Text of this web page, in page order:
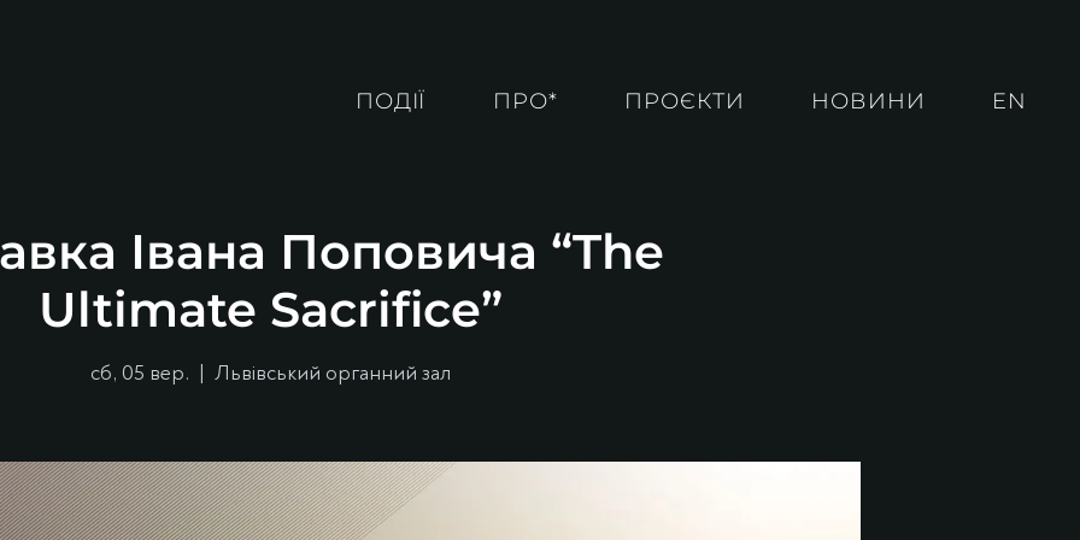
ПОДІЇ ПРО* ПРОЄКТИ НОВИНИ EN
Івана Поповича “The
Ultimate Sacrifice”
сб, 05 вер.
  |
Львівський органний зал